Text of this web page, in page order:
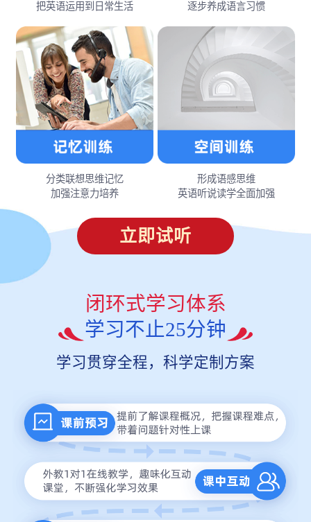
把英语运用到日常生活
逐步养成语言习惯
分类联想思维记忆
加强注意力培养
形成语感思维
英语听说读学全面加强
立即试听
闭环式学习体系
学习不止25分钟
学习贯穿全程，科学定制方案